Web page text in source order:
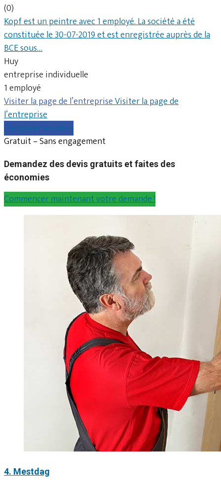
(0)
Kopf est un peintre avec 1 employé. La société a été
constituée le 30-07-2019 et est enregistrée auprès de la
BCE sous…
Huy
entreprise individuelle
1 employé
Visiter la page de l’entrepriseVisiter la page de
l’entreprise
Comparer les devis
Gratuit – Sans engagement
Demandez des devis gratuits et faites des
économies
Commencer maintenant votre demande !
4. Mestdag